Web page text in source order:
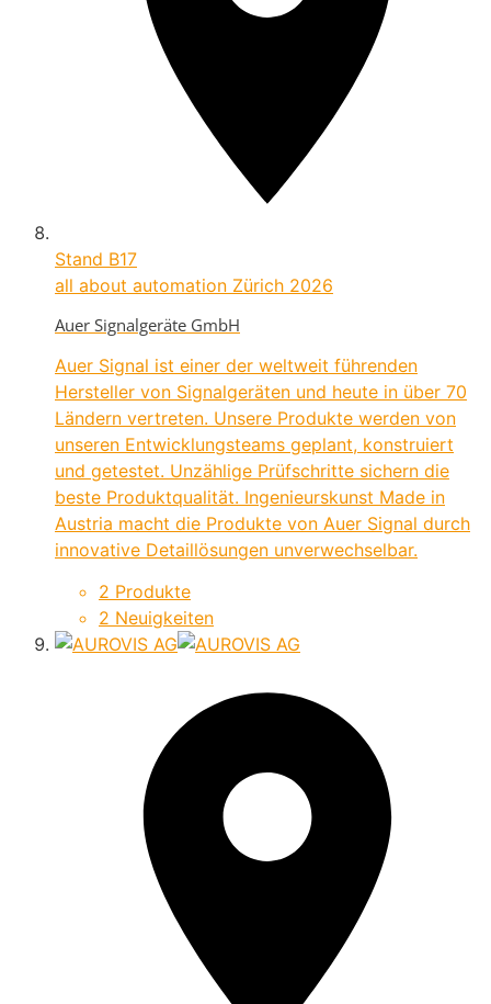
Stand B17
all about automation Zürich 2026
Auer Signalgeräte GmbH
Auer Signal ist einer der weltweit führenden
Hersteller von Signalgeräten und heute in über 70
Ländern vertreten. Unsere Produkte werden von
unseren Entwicklungsteams geplant, konstruiert
und getestet. Unzählige Prüfschritte sichern die
beste Produktqualität. Ingenieurskunst Made in
Austria macht die Produkte von Auer Signal durch
innovative Detaillösungen unverwechselbar.
2 Produkte
2 Neuigkeiten